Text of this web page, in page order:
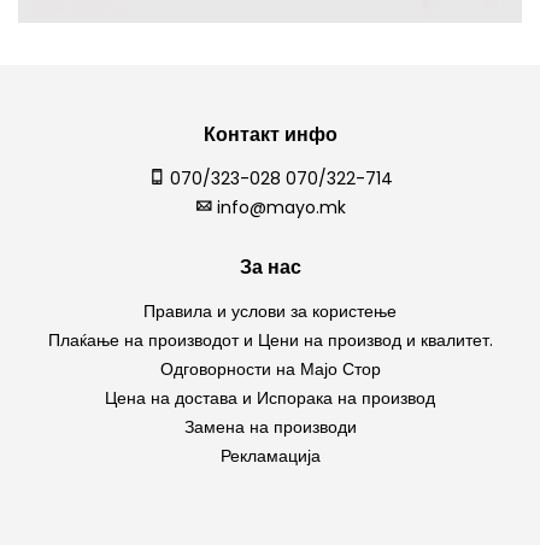
Контакт инфо
070/323-028 070/322-714
info@mayo.mk
За нас
Правила и услови за користење
Плаќање на производот и Цени на производ и квалитет.
Одговорности на Мајо Стор
Цена на достава и Испорака на производ
Замена на производи
Рекламација